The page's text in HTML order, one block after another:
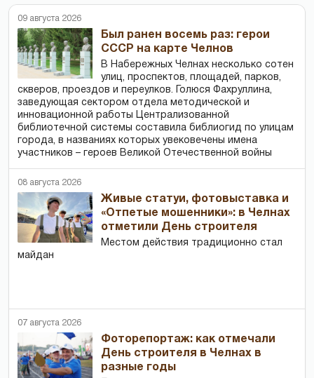
09 августа 2026
Был ранен восемь раз: герои
СССР на карте Челнов
В Набережных Челнах несколько сотен
улиц, проспектов, площадей, парков,
скверов, проездов и переулков. Голюся Фахруллина,
заведующая сектором отдела методической и
инновационной работы Централизованной
библиотечной системы составила библиогид по улицам
города, в названиях которых увековечены имена
участников – героев Великой Отечественной войны
08 августа 2026
Живые статуи, фотовыставка и
«Отпетые мошенники»: в Челнах
отметили День строителя
Местом действия традиционно стал
майдан
07 августа 2026
Фоторепортаж: как отмечали
День строителя в Челнах в
разные годы